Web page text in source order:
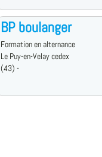
BP boulanger
Formation en alternance
Le Puy-en-Velay cedex
(43) -